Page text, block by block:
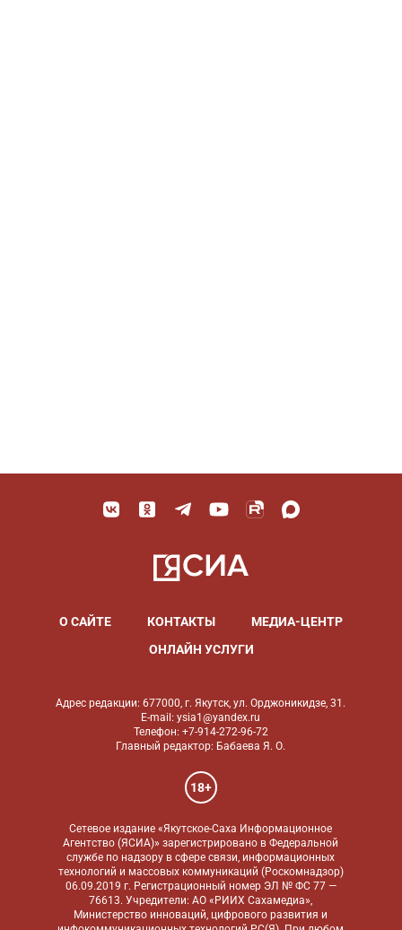
О САЙТЕ КОНТАКТЫ
МЕДИА-ЦЕНТР
ОНЛАЙН УСЛУГИ
Адрес редакции: 677000, г. Якутск, ул. Орджоникидзе, 31.
E-mail: ysia1@yandex.ru
Телефон: +7-914-272-96-72
Главный редактор: Бабаева Я. О.
18+
Сетевое издание «Якутское-Саха Информационное
Агентство (ЯСИА)» зарегистрировано в Федеральной
службе по надзору в сфере связи, информационных
технологий и массовых коммуникаций (Роскомнадзор)
06.09.2019 г. Регистрационный номер ЭЛ № ФС 77 —
76613. Учредители: АО «РИИХ Сахамедиа»,
Министерство инноваций, цифрового развития и